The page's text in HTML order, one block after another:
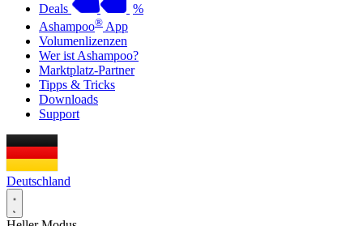
Deals
%
Ashampoo® App
Volumenlizenzen
Wer ist Ashampoo?
Marktplatz-Partner
Tipps & Tricks
Downloads
Support
Deutschland